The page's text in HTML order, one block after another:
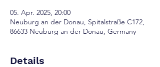
05. Apr. 2025, 20:00
Neuburg an der Donau, Spitalstraße C172,
86633 Neuburg an der Donau, Germany
Details